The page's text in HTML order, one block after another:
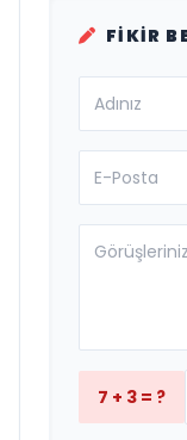
FIKIR
7 + 3 = ?